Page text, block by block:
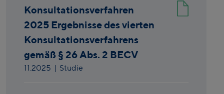
Konsultationsverfahren
2025 Ergebnisse des vierten
Konsultationsverfahrens
gemäß § 26 Abs. 2 BECV
11.2025 | Studie